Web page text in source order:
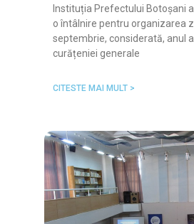
Instituția Prefectului Botoșani
o întâlnire pentru organizarea
septembrie, considerată, anul
curățeniei generale
CITESTE MAI MULT >